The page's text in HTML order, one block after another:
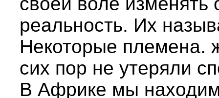
реальность. Их
Некоторые племена.
сих пор не утеряли
В Африке мы